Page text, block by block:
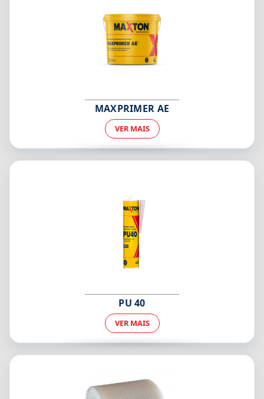
MAXPRIMER AE
VER MAIS
PU 40
VER MAIS